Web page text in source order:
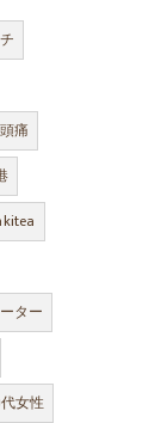
痛
ター
女性